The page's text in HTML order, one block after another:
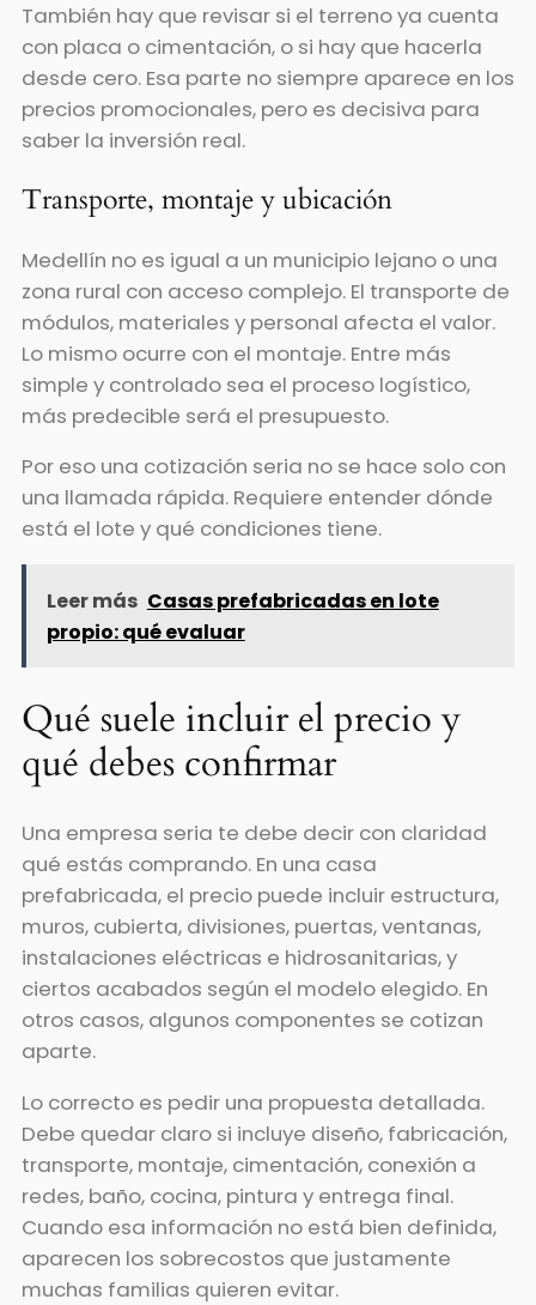
También hay que revisar si el terreno ya cuenta
con placa o cimentación, o si hay que hacerla
desde cero. Esa parte no siempre aparece en los
precios promocionales, pero es decisiva para
saber la inversión real.
Transporte, montaje y ubicación
Medellín no es igual a un municipio lejano o una
zona rural con acceso complejo. El transporte de
módulos, materiales y personal afecta el valor.
Lo mismo ocurre con el montaje. Entre más
simple y controlado sea el proceso logístico,
más predecible será el presupuesto.
Por eso una cotización seria no se hace solo con
una llamada rápida. Requiere entender dónde
está el lote y qué condiciones tiene.
Leer más Casas prefabricadas en lote
propio: qué evaluar
Qué suele incluir el precio y
qué debes confirmar
Una empresa seria te debe decir con claridad
qué estás comprando. En una casa
prefabricada, el precio puede incluir estructura,
muros, cubierta, divisiones, puertas, ventanas,
instalaciones eléctricas e hidrosanitarias, y
ciertos acabados según el modelo elegido. En
otros casos, algunos componentes se cotizan
aparte.
Lo correcto es pedir una propuesta detallada.
Debe quedar claro si incluye diseño, fabricación,
transporte, montaje, cimentación, conexión a
redes, baño, cocina, pintura y entrega final.
Cuando esa información no está bien definida,
aparecen los sobrecostos que justamente
muchas familias quieren evitar.